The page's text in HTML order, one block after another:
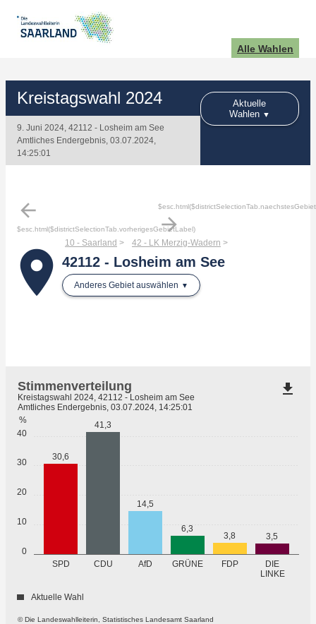
Alle Wahlen
Kreistagswahl 2024
9. Juni 2024, 42112 - Losheim am See
Amtliches Endergebnis, 03.07.2024,
14:25:01
Aktuelle
Wahlen
arrow_back
$esc.html($districtSelectionTab.vorherigesGebietLabel)
arrow_forward
place
10 - Saarland 42 - LK Merzig-Wadern
42112 - Losheim am See
Anderes Gebiet auswählen
0
10
20
30
40
%
SPD CDU AfD GRÜNE FDP
DIE
LINKE
30,6
41,3
14,5
6,3
3,8 3,5
© Die Landeswahlleiterin, Statistisches Landesamt Saarland
Stimmenverteilung
Kreistagswahl 2024, 42112 - Losheim am See
Amtliches Endergebnis, 03.07.2024, 14:25:01
Aktuelle Wahl
file_download